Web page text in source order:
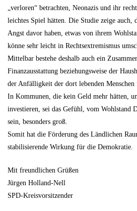
„verloren“ betrachten, Neonazis und ihr
leichtes Spiel hätten. Die Studie zeige auch,
Angst davor haben, etwas von ihrem
könne sehr leicht in Rechtsextremismus
Mittelbar bestehe deshalb auch ein
Finanzausstattung beziehungsweise der
der Anfälligkeit der dort lebenden Menschen
In Kommunen, die kein Geld mehr hätten,
investieren, sei das Gefühl, vom Wohlstand
sein, besonders groß.
Somit hat die Förderung des Ländlichen
stabilisierende Wirkung für die Demokratie.
Mit freundlichen Grüßen
Jürgen Holland-Nell
SPD-Kreisvorsitzender